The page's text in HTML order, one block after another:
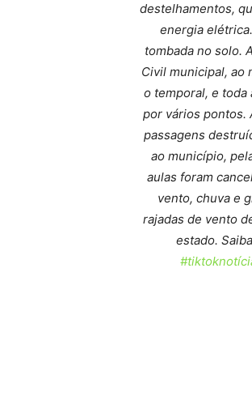
destelhamentos,
energia
tombada no solo.
Civil municipal, ao
o temporal, e toda
por vários pontos.
passagens
ao município,
aulas foram
vento, chuva e
rajadas de vento
estado.